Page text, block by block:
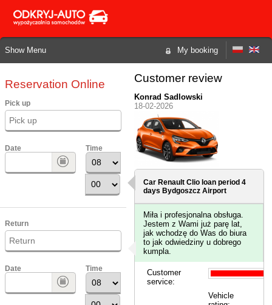
My booking
Show Menu
Reservation Online
Pick up
Date Time
Return
Date Time
Customer review
Konrad Sadlowski
18-02-2026
Car Renault Clio loan period 4
days Bydgoszcz Airport
Miła i profesjonalna obsługa.
Jestem z Wami już parę lat,
jak wchodzę do Was do biura
to jak odwiedziny u dobrego
kumpla.
Customer
service:
Vehicle